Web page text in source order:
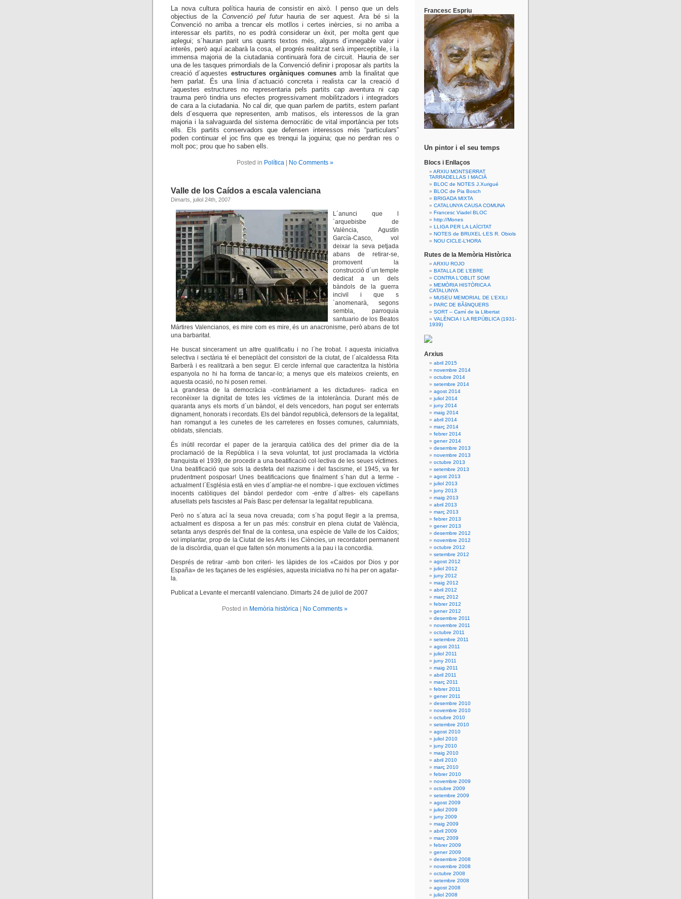
La nova cultura política hauria de consistir en això. I penso que un dels
objectius de
la Convenciópel futurhauria de ser aquest. Ara bé si
la
Convenció no arriba a trencar els motllos i certes inèrcies, si no arriba a
interessar els partits, no es podrà considerar un èxit, per molta gent que
aplegui; s´hauran parit uns quants textos més, alguns d´innegable valor i
interès, però aquí acabarà la cosa, el progrés realitzat serà imperceptible, i la
immensa majoria de la ciutadania continuarà fora de circuit. Hauria de ser
una de les tasques primordials de la Convenciódefinir i proposar als partits la
creació d´aquestes estructures orgàniques comunes amb la finalitat que
hem parlat. És una línia d´actuació concreta i realista car la creació d
´aquestes estructures no representaria pels partits cap aventura ni cap
trauma però tindria uns efectes progressivament mobilitzadors i integradors
de cara a la ciutadania. No cal dir, que quan parlem de partits, estem parlant
dels d´esquerra que representen, amb matisos, els interessos de la gran
majoria i la salvaguarda del sistema democràtic de vital importància per tots
ells. Els partits conservadors que defensen interessos més “particulars”
poden continuar el joc fins que es trenqui la joguina; que no perdran res o
molt poc; prou que ho saben ells.
Posted in Política| No Comments »
Valle de los Caídos a escala valenciana
Dimarts, juliol 24th, 2007
L´anunci que l
´arquebisbe de
València, Agustín
García-Casco, vol
deixar la seva petjada
abans de retirar-se,
promovent la
construcció d´un temple
dedicat a un dels
bàndols de la guerra
incivil i que s
´anomenarà, segons
sembla, parroquia
santuario de los Beatos
Mártires Valencianos, es mire com es mire, és un anacronisme, però abans de tot
una barbaritat.
He buscat sincerament un altre qualificatiu i no l´he trobat. I aquesta iniciativa
selectiva i sectària té el beneplàcit del consistori de la ciutat, de l´alcaldessa Rita
Barberà i es realitzarà a ben segur. El cercle infernal que caracteritza la història
espanyola no hi ha forma de tancar-lo; a menys que els mateixos creients, en
aquesta ocasió, no hi posen remei.
La grandesa de la democràcia -contràriament a les dictadures- radica en
reconèixer la dignitat de totes les víctimes de la intolerància. Durant més de
quaranta anys els morts d´un bàndol, el dels vencedors, han pogut ser enterrats
dignament, honorats i recordats. Els del bàndol republicà, defensors de la legalitat,
han romangut a les cunetes de les carreteres en fosses comunes, calumniats,
oblidats, silenciats.
És inútil recordar el paper de la jerarquia catòlica des del primer dia de la
proclamació de
la República i la seva voluntat, tot just proclamada la victòria
franquista el 1939, de procedir a una beatificació col·lectiva de les seues víctimes.
Una beatificació que sols la desfeta del nazisme i del fascisme, el 1945, va fer
prudentment posposar! Unes beatificacions que finalment s´han dut a terme -
actualment l´Església està en vies d´ampliar-ne el nombre- i que exclouen víctimes
inocents catòliques del bàndol perdedor com -entre d´altres- els capellans
afusellats pels fascistes al País Basc per defensar la legalitat republicana.
Però no s´atura ací la seua nova creuada; com s´ha pogut llegir a la premsa,
actualment es disposa a fer un pas més: construir en plena ciutat de València,
setanta anys després del final de la contesa, una espècie de Valle de los Caídos;
vol implantar, prop de la Ciutatde les Arts i les Ciències, un recordatori permanent
de la discòrdia, quan el que falten són monuments a la pau i la concordia.
Després de retirar -amb bon criteri- les làpides de los «Caidos por Dios y por
España» de les façanes de les esglésies, aquesta iniciativa no hi ha per on agafar-
la.
Publicat a Levante el mercantil valenciano. Dimarts 24 de juliol de 2007
Posted in Memòria històrica No Comments »
Francesc Espriu
Un pintor i el seu temps
Blocs i Enllaços
ARXIU MONTSERRAT
TARRADELLAS I MACIÀ
BLOC de NOTES J.Xurigué
BLOC de Pia Bosch
BRIGADA MIXTA
CATALUNYA CAUSA COMUNA
Francesc Viadel BLOC
http://Mones
LLIGA PER LA LAÏCITAT
NOTES de BRUXEL·LES R. Obiols
NOU CICLE-L’HORA
Rutes de la Memòria Històrica
ARXIU ROJO
BATALLA DE L’EBRE
CONTRA L'OBLIT SOM!
MEMÒRIA HISTÒRICA A
CATALUNYA
MUSEU MEMORIAL DE L’EXILI
PARC DE BÃšNQUERS
SORT – Camí de la Llibertat
VALÈNCIA I LA REPÚBLICA (1931-
1939)
Arxius
abril 2015
novembre 2014
octubre 2014
setembre 2014
agost 2014
juliol 2014
juny 2014
maig 2014
abril 2014
març 2014
febrer 2014
gener 2014
desembre 2013
novembre 2013
octubre 2013
setembre 2013
agost 2013
juliol 2013
juny 2013
maig 2013
abril 2013
març 2013
febrer 2013
gener 2013
desembre 2012
novembre 2012
octubre 2012
setembre 2012
agost 2012
juliol 2012
juny 2012
maig 2012
abril 2012
març 2012
febrer 2012
gener 2012
desembre 2011
novembre 2011
octubre 2011
setembre 2011
agost 2011
juliol 2011
juny 2011
maig 2011
abril 2011
març 2011
febrer 2011
gener 2011
desembre 2010
novembre 2010
octubre 2010
setembre 2010
agost 2010
juliol 2010
juny 2010
maig 2010
abril 2010
març 2010
febrer 2010
novembre 2009
octubre 2009
setembre 2009
agost 2009
juliol 2009
juny 2009
maig 2009
abril 2009
març 2009
febrer 2009
gener 2009
desembre 2008
novembre 2008
octubre 2008
setembre 2008
agost 2008
juliol 2008